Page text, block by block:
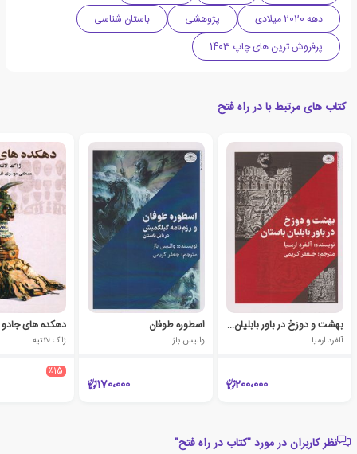
دهه 2020 میلادی
پژوهشی
باستان شناسی
پرفروش ترین های چاپ 1403
کتاب های مرتبط با در راه فتح
بهشت و دوزخ در باور بابلیان باستان
آلفرد ارمیا
200،000
اسطوره طوفان
والیس باژ
170،000
دهکده های جادو
ژاک لانتیه
٪15
نظر کاربران در مورد "کتاب در راه فتح"